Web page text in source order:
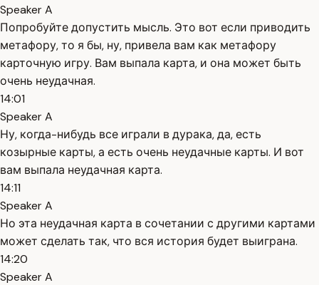
Speaker A
Попробуйте допустить мысль. Это вот если приводить
метафору, то я бы, ну, привела вам как метафору
карточную игру. Вам выпала карта, и она может быть
очень неудачная.
14:01
Speaker A
Ну, когда-нибудь все играли в дурака, да, есть
козырные карты, а есть очень неудачные карты. И вот
вам выпала неудачная карта.
14:11
Speaker A
Но эта неудачная карта в сочетании с другими картами
может сделать так, что вся история будет выиграна.
14:20
Speaker A